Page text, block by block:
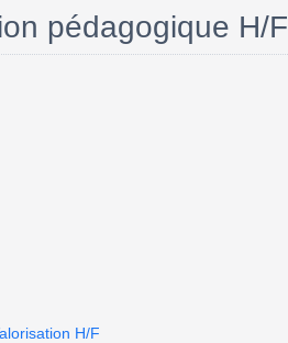
pédagogique H/F
H/F